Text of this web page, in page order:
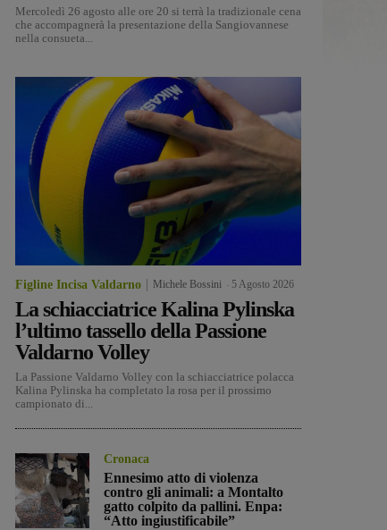
Mercoledì 26 agosto alle ore 20 si terrà la tradizionale cena
che accompagnerà la presentazione della Sangiovannese
nella consueta...
Figline Incisa Valdarno Michele Bossini 5 Agosto 2026
La schiacciatrice Kalina Pylinska
l’ultimo tassello della Passione
Valdarno Volley
La Passione Valdarno Volley con la schiacciatrice polacca
Kalina Pylinska ha completato la rosa per il prossimo
campionato di...
Cronaca
Ennesimo atto di violenza
contro gli animali: a Montalto
gatto colpito da pallini. Enpa:
“Atto ingiustificabile”